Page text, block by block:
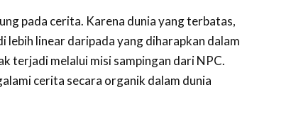
pada cerita. Karena dunia yang terbatas,
linear daripada yang diharapkan dalam
terjadi melalui misi sampingan dari NPC.
cerita secara organik dalam dunia